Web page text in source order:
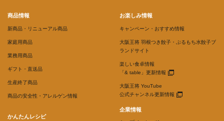
商品情報
新商品・リニューアル商品
家庭用商品
業務用商品
ギフト・直送品
生産終了商品
商品の安全性・アレルゲン情報
お楽しみ情報
キャンペーン・おすすめ情報
大阪王将 羽根つき餃子・ぷるもち水餃子ブ
ランドサイト
楽しい食卓情報
「& table」更新情報
大阪王将 YouTube
公式チャンネル更新情報
かんたんレシピ
企業情報